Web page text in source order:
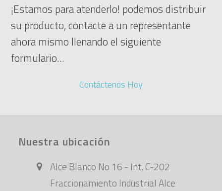
¡Estamos para atenderlo! podemos distribuir
su producto, contacte a un representante
ahora mismo llenando el siguiente
formulario...
Contáctenos Hoy
Nuestra ubicación
Alce Blanco No 16 - Int. C-202
Fraccionamiento Industrial Alce